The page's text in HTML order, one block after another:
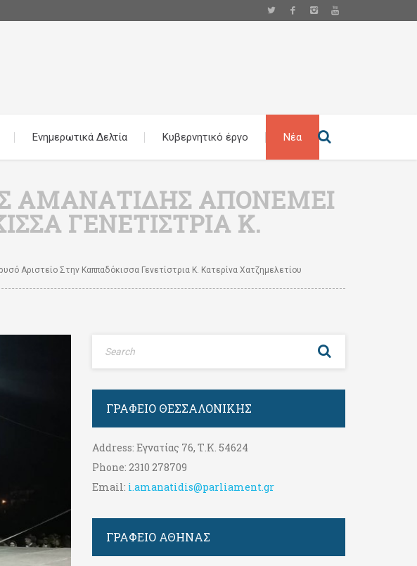
Ενημερωτικά Δελτία Κυβερνητικό έργο Νέα
ΑΜΑΝΑΤΊΔΗΣ ΑΠΟΝΈΜΕΙ
ΓΕΝΕΤΊΣΤΡΙΑ Κ.
Αριστείο Στην Καππαδόκισσα Γενετίστρια Κ. Κατερίνα Χατζημελετίου
ΓΡΑΦΕΊΟ ΘΕΣΣΑΛΟΝΊΚΗΣ
Address: Εγνατίας 76, Τ.Κ. 54624
Phone: 2310 278709
Email: i.amanatidis@parliament.gr
ΓΡΑΦΕΊΟ ΑΘΉΝΑΣ